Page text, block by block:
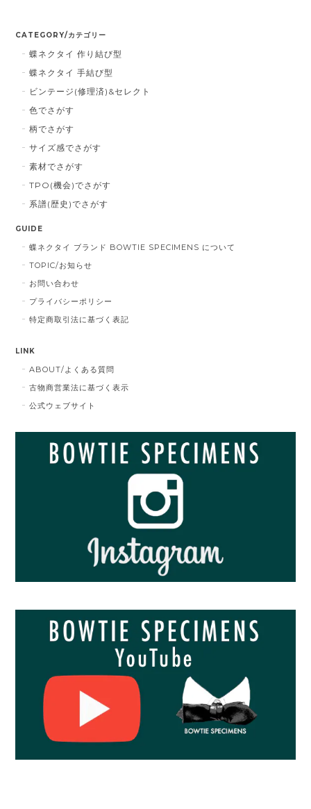
CATEGORY/カテゴリー
蝶ネクタイ 作り結び型
蝶ネクタイ 手結び型
ビンテージ(修理済)&セレクト
色でさがす
柄でさがす
サイズ感でさがす
素材でさがす
TPO(機会)でさがす
系譜(歴史)でさがす
GUIDE
蝶ネクタイ ブランド BOWTIE SPECIMENS について
TOPIC/お知らせ
お問い合わせ
プライバシーポリシー
特定商取引法に基づく表記
LINK
ABOUT/よくある質問
古物商営業法に基づく表示
公式ウェブサイト